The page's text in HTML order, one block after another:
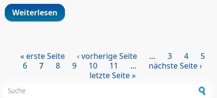
Weiterlesen über Do it yourself! Audioproduktionen
26.11.2025
Seiten
« erste Seite ‹ vorherige Seite … 3 4
5
6
7 8 9 10 11 …
nächste Seite ›
letzte Seite »
Suchformular